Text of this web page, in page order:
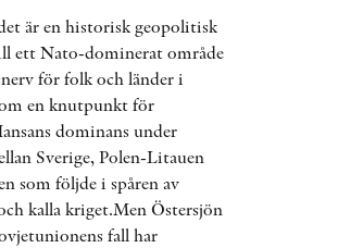
är en historisk geopolitisk
ett Nato-dominerat område
för folk och länder i
en knutpunkt för
dominans under
Sverige, Polen-Litauen
som följde i spåren av
kalla kriget.Men Östersjön
fall har